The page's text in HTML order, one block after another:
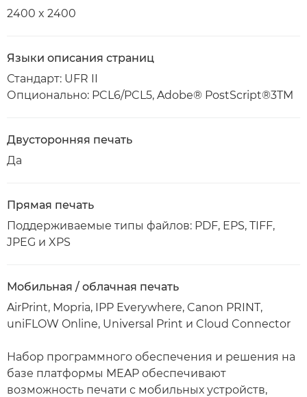
2400 x 2400
Языки описания страниц
Стандарт: UFR II
Опционально: PCL6/PCL5, Adobe® PostScript®3TM
Двусторонняя печать
Да
Прямая печать
Поддерживаемые типы файлов: PDF, EPS, TIFF,
JPEG и XPS
Мобильная / облачная печать
AirPrint, Mopria, IPP Everywhere, Canon PRINT,
uniFLOW Online, Universal Print и Cloud Connector
Набор программного обеспечения и решения на
базе платформы MEAP обеспечивают
возможность печати с мобильных устройств,